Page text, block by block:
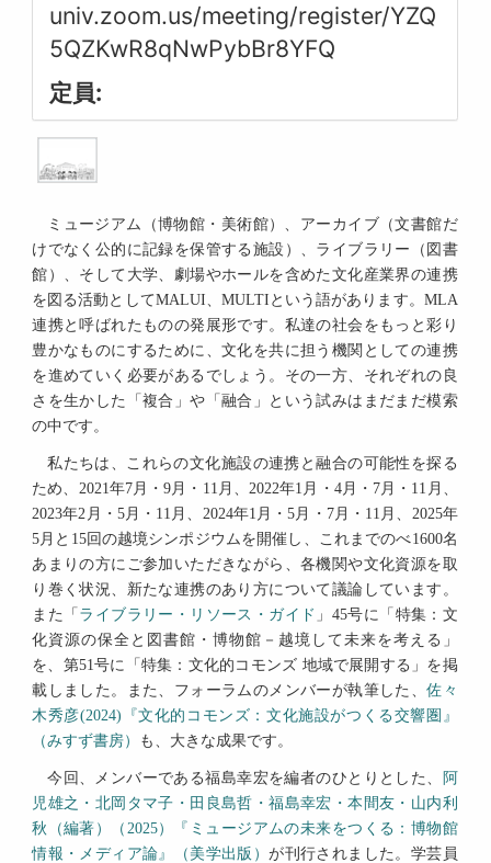
univ.zoom.us/meeting/register/YZQ
5QZKwR8qNwPybBr8YFQ
定員:
ミュージアム（博物館・美術館）、アーカイブ（文書館だ
けでなく公的に記録を保管する施設）、ライブラリー（図書
館）、そして大学、劇場やホールを含めた文化産業界の連携
を図る活動としてMALUI、MULTIという語があります。MLA
連携と呼ばれたものの発展形です。私達の社会をもっと彩り
豊かなものにするために、文化を共に担う機関としての連携
を進めていく必要があるでしょう。その一方、それぞれの良
さを生かした「複合」や「融合」という試みはまだまだ模索
の中です。
私たちは、これらの文化施設の連携と融合の可能性を探る
ため、2021年7月・9月・11月、2022年1月・4月・7月・11月、
2023年2月・5月・11月、2024年1月・5月・7月・11月、2025年
5月と15回の越境シンポジウムを開催し、これまでのべ1600名
あまりの方にご参加いただきながら、各機関や文化資源を取
り巻く状況、新たな連携のあり方について議論しています。
また「 ライブラリー・リソース・ガイド 」45号に「特集：文
化資源の保全と図書館・博物館－越境して未来を考える」
を、第51号に「特集：文化的コモンズ 地域で展開する」を掲
載しました。また、フォーラムのメンバーが執筆した、佐々
木秀彦(2024)『文化的コモンズ：文化施設がつくる交響圏』
（みすず書房）
も、大きな成果です。
今回、メンバーである福島幸宏を編者のひとりとした、
阿
児雄之・北岡タマ子・田良島哲・福島幸宏・本間友・山内利
秋（編著）（2025）『ミュージアムの未来をつくる：博物館
情報・メディア論』（美学出版）が刊行されました。学芸員